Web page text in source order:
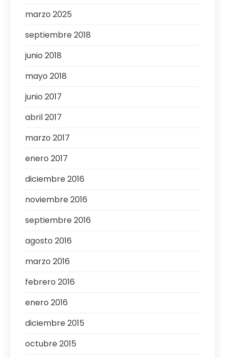
marzo 2025
septiembre 2018
junio 2018
mayo 2018
junio 2017
abril 2017
marzo 2017
enero 2017
diciembre 2016
noviembre 2016
septiembre 2016
agosto 2016
marzo 2016
febrero 2016
enero 2016
diciembre 2015
octubre 2015